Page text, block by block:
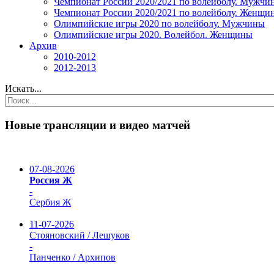
Чемпионат России 2020/2021 по волейболу.
Олимпийские игры 2020 по волейболу. Мужчины
Олимпийские игры 2020. Волейбол. Женщины
Архив
2010-2012
2012-2013
Искать...
Новые трансляции и видео матчей
07-08-2026
Россия Ж
-
Сербия Ж
11-07-2026
Стояновский / Лешуков
-
Панченко / Архипов